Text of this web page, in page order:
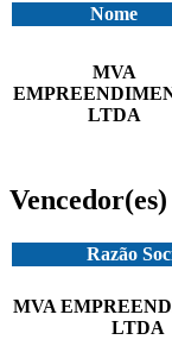
Nome
MVA
LTDA
Razão
MVA
LTDA